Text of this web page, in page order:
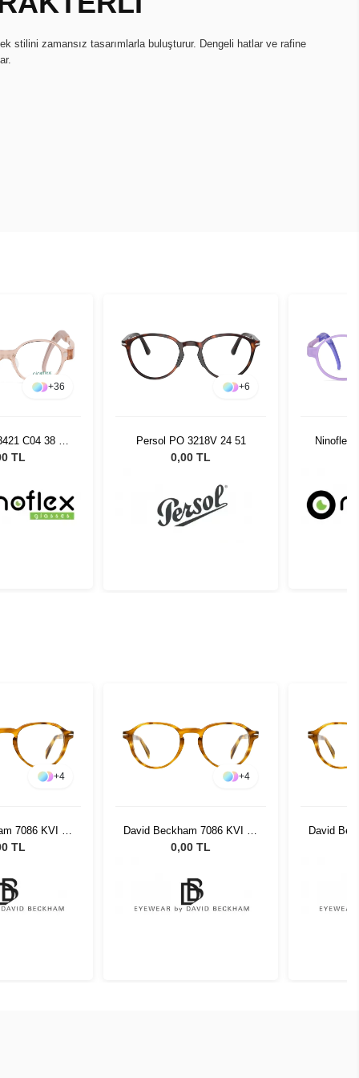
stilini zamansız tasarımlarla buluşturur. Dengeli hatlar ve rafine
+36
C04 38 14
TL
+6
Persol PO 3218V 24 51
0,00 TL
Ninoflex
+4
7086 KVI 48
21 TL
+4
David Beckham 7086 KVI 48
21
0,00 TL
David